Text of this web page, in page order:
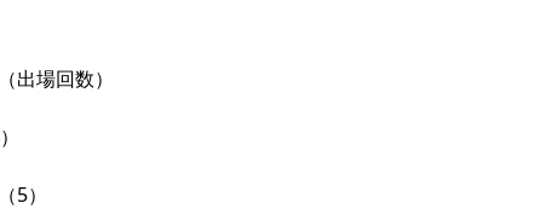
場回数）
）